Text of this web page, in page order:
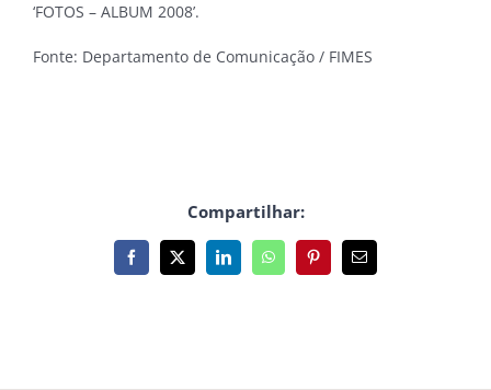
‘FOTOS – ALBUM 2008’.
Fonte: Departamento de Comunicação / FIMES
Compartilhar:
Facebook
X LinkedInWhatsAppPinterest
E-
mail